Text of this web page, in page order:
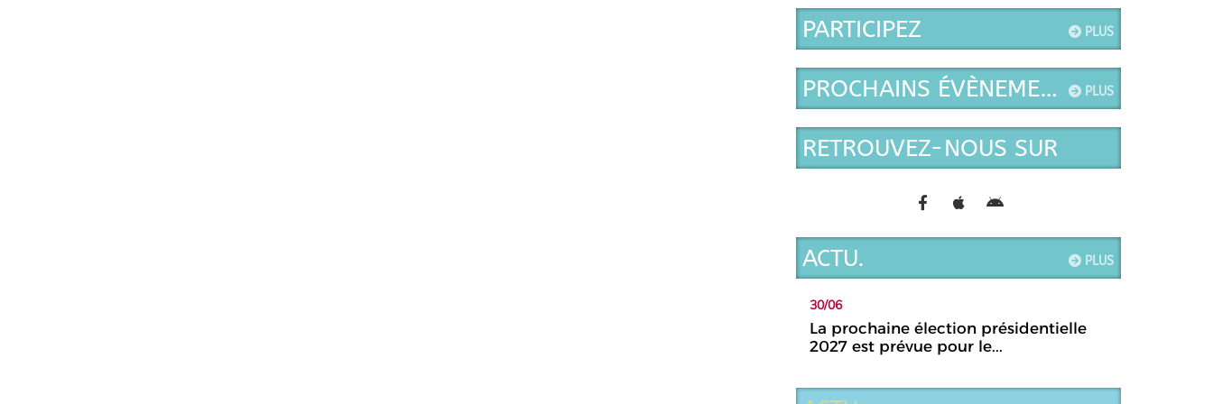
PLUS
PARTICIPEZ
PLUS
PROCHAINS ÉVÈNEMENTS
RETROUVEZ-NOUS SUR
PLUS
ACTU.
30/06
La prochaine élection présidentielle
2027 est prévue pour le...